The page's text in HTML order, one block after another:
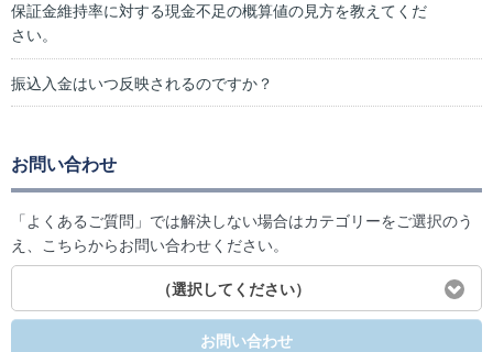
保証金維持率に対する現金不足の概算値の見方を教えてくだ
さい。
振込入金はいつ反映されるのですか？
お問い合わせ
「よくあるご質問」では解決しない場合はカテゴリーをご選択のう
え、こちらからお問い合わせください。
（選択してください）
お問い合わせ